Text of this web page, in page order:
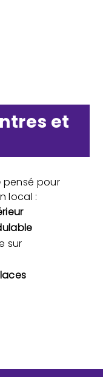
et
pensé pour
local :
sur